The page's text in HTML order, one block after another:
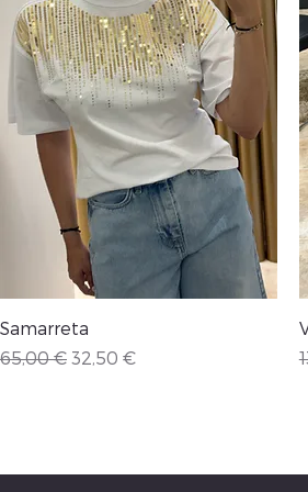
Samarreta
Precio
65,00 € Precio de oferta
32,50 €